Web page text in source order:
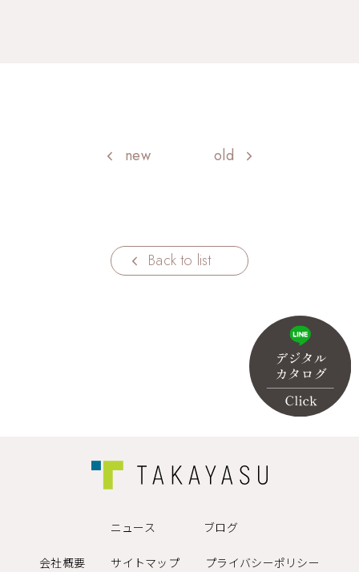
new old
Back to list
ニュース ブログ
会社概要 サイトマップ プライバシーポリシー